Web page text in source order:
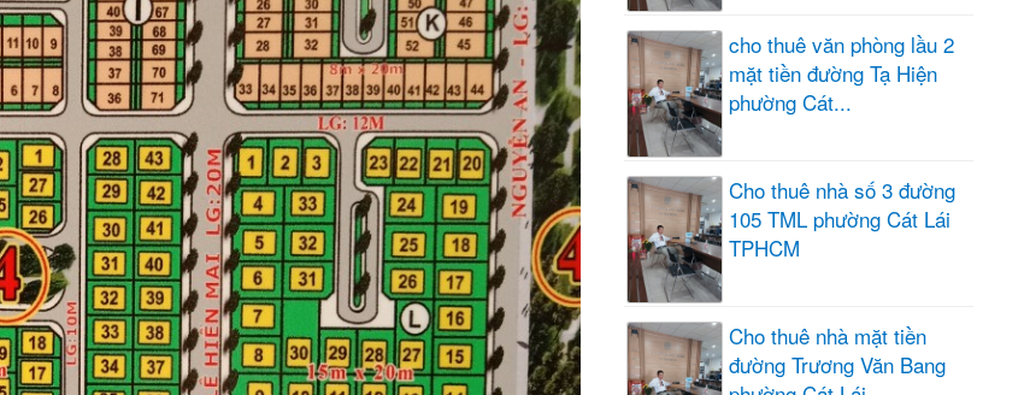
cho thuê văn phòng lầu 2
mặt tiền đường Tạ Hiện
phường Cát...
Cho thuê nhà số 3 đường
105 TML phường Cát Lái
TPHCM
Cho thuê nhà mặt tiền
đường Trương Văn Bang